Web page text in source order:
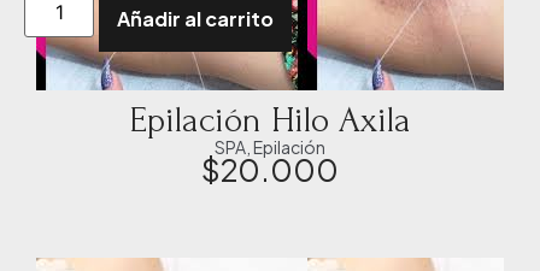
Añadir al carrito
Epilación Hilo Axila
SPA Epilación
$20.000